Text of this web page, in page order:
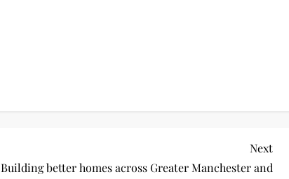
Next
Post
Next
Building better homes across Greater Manchester and